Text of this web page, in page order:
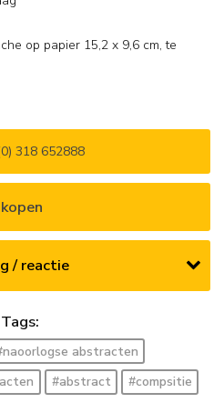
op papier 15,2 x 9,6 cm,te
318 652888
kopen
/ reactie
Tags:
abstracten
#abstract #compsitie